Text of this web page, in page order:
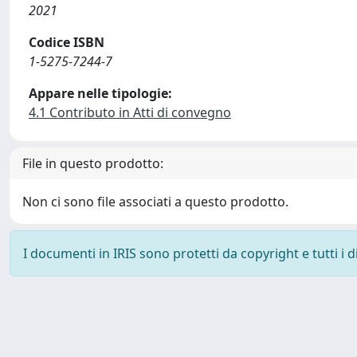
2021
Codice ISBN
1-5275-7244-7
Appare nelle tipologie:
4.1 Contributo in Atti di convegno
File in questo prodotto:
Non ci sono file associati a questo prodotto.
I documenti in IRIS sono protetti da copyright e tutti i